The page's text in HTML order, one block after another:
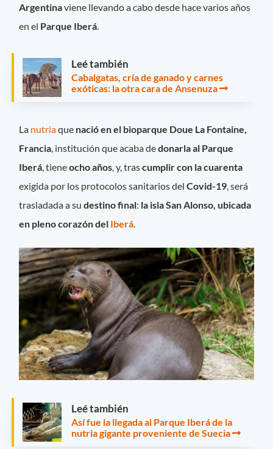
Argentinaviene llevando a cabo desde hace varios años
en el Parque Iberá
Leé también
Cabalgatas, cría de ganado y carnes
exóticas: la otra cara de Ansenuza
La nutriaque nació en el bioparque Doue La Fontaine,
Francia, institución que acaba dedonarla al Parque
Iberá, tieneocho años, y, trascumplir con la cuarenta
exigida por los protocolos sanitarios delCovid-19, será
trasladada a sudestino final: la isla San Alonso, ubicada
en pleno corazón del Iberá.
Leé también
Así fue la llegada al Parque Iberá de la
nutria gigante proveniente de Suecia